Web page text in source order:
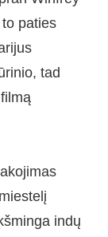
paties
tad
indų